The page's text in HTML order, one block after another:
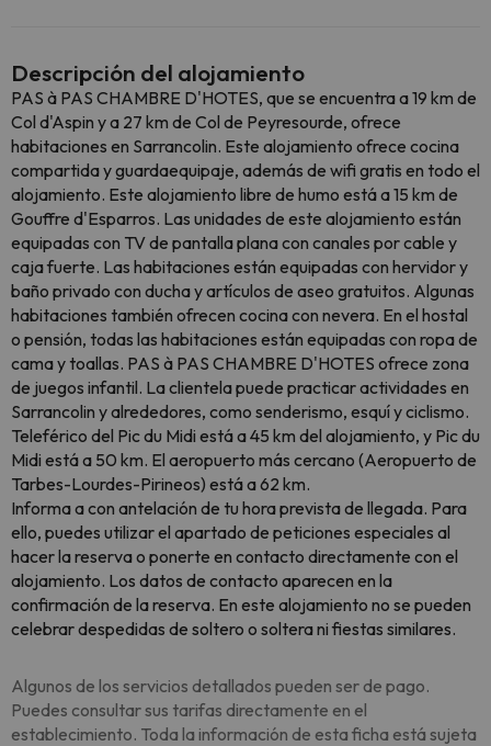
Descripción del alojamiento
PAS à PAS CHAMBRE D'HOTES, que se encuentra a 19 km de
Col d'Aspin y a 27 km de Col de Peyresourde, ofrece
habitaciones en Sarrancolin. Este alojamiento ofrece cocina
compartida y guardaequipaje, además de wifi gratis en todo el
alojamiento. Este alojamiento libre de humo está a 15 km de
Gouffre d'Esparros. Las unidades de este alojamiento están
equipadas con TV de pantalla plana con canales por cable y
caja fuerte. Las habitaciones están equipadas con hervidor y
baño privado con ducha y artículos de aseo gratuitos. Algunas
habitaciones también ofrecen cocina con nevera. En el hostal
o pensión, todas las habitaciones están equipadas con ropa de
cama y toallas. PAS à PAS CHAMBRE D'HOTES ofrece zona
de juegos infantil. La clientela puede practicar actividades en
Sarrancolin y alrededores, como senderismo, esquí y ciclismo.
Teleférico del Pic du Midi está a 45 km del alojamiento, y Pic du
Midi está a 50 km. El aeropuerto más cercano (Aeropuerto de
Tarbes-Lourdes-Pirineos) está a 62 km.
Informa a con antelación de tu hora prevista de llegada. Para
ello, puedes utilizar el apartado de peticiones especiales al
hacer la reserva o ponerte en contacto directamente con el
alojamiento. Los datos de contacto aparecen en la
confirmación de la reserva. En este alojamiento no se pueden
celebrar despedidas de soltero o soltera ni fiestas similares.
Algunos de los servicios detallados pueden ser de pago.
Puedes consultar sus tarifas directamente en el
establecimiento. Toda la información de esta ficha está sujeta